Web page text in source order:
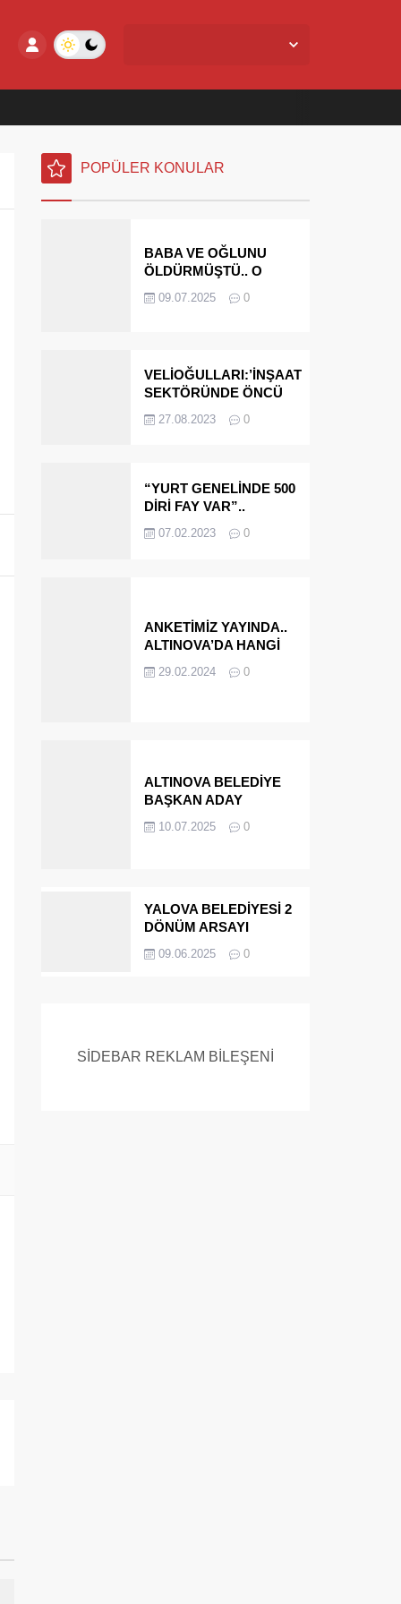
POPÜLER KONULAR
BABA VE OĞLUNU
ÖLDÜRMÜŞTÜ.. O
MİRASÇILARI
09.07.2025 0
VELİOĞULLARI:’İNŞAAT
SEKTÖRÜNDE ÖNCÜ
EDECEĞİZ’
27.08.2023 0
“YURT GENELİNDE 500
DİRİ FAY VAR”..
ÇINARCIK..
07.02.2023 0
ANKETİMİZ YAYINDA..
ALTINOVA’DA HANGİ
BAŞKANI OLARAK
29.02.2024 0
ALTINOVA BELEDİYE
BAŞKAN ADAY
MÜEBBET ALDI FİRAR
10.07.2025 0
YALOVA BELEDİYESİ 2
DÖNÜM ARSAYI
09.06.2025 0
SİDEBAR REKLAM BİLEŞENİ